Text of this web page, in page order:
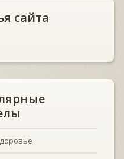
сайта